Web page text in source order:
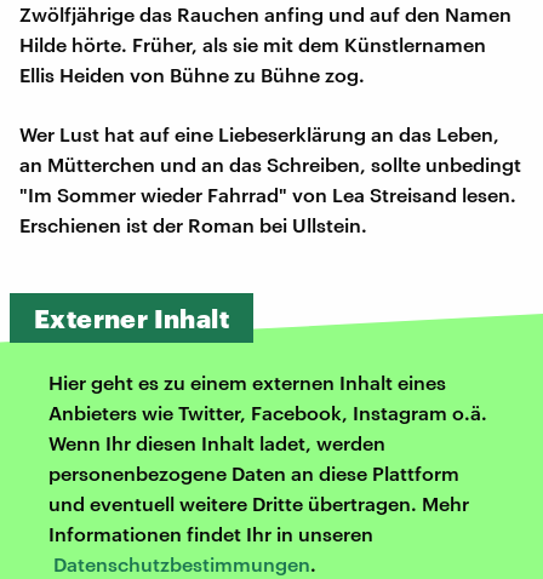
Zwölfjährige das Rauchen anfing und auf den Namen
Hilde hörte. Früher, als sie mit dem Künstlernamen
Ellis Heiden von Bühne zu Bühne zog.
Wer Lust hat auf eine Liebeserklärung an das Leben,
an Mütterchen und an das Schreiben, sollte unbedingt
"Im Sommer wieder Fahrrad" von Lea Streisand lesen.
Erschienen ist der Roman bei Ullstein.
Externer Inhalt
Hier geht es zu einem externen Inhalt eines
Anbieters wie Twitter, Facebook, Instagram o.ä.
Wenn Ihr diesen Inhalt ladet, werden
personenbezogene Daten an diese Plattform
und eventuell weitere Dritte übertragen. Mehr
Informationen findet Ihr in unseren
Datenschutzbestimmungen.